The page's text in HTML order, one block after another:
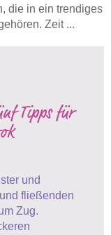
die in ein trendiges
Zeit ...
Tipps für
und
fließenden
Zug.